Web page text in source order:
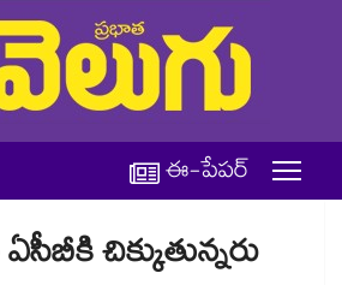
ఈ-పేపర్
చిక్కుతున్నరు